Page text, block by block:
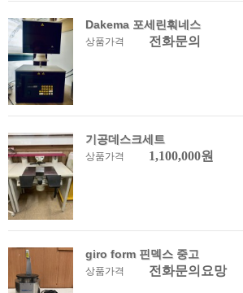
Dakema 포세린훠네스
상품가격 전화문의
기공데스크세트
상품가격 1,100,000원
giro form 핀덱스 중고
상품가격 전화문의요망